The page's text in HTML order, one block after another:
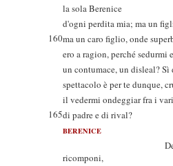
la sola Berenice
d'ogni perdita mia; ma un
160ma un caro figlio, onde
ero a ragion, perché sedurmi
un contumace, un disleal? Sì
spettacolo è per te dunque,
il vedermi ondeggiar fra i
165di padre e di rival?
BERENICE
ricomponi,